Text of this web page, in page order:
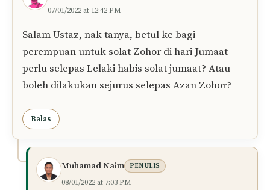
menurut pandangan Mazhab Syafi’e, lebih
utama bagi wanita untuk menunaikan solat
Zuhur di rumah, terutamanya jika keadaan
tersebut lebih tenang dan selesa bagi
mereka.
Semoga penjelasan ini memberi pencerahan.
Wallahu a’lam.
Balas